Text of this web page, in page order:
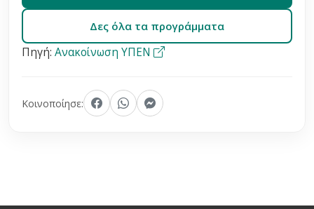
Δες όλα τα προγράμματα
Πηγή: Ανακοίνωση ΥΠΕΝ
Κοινοποίησε: